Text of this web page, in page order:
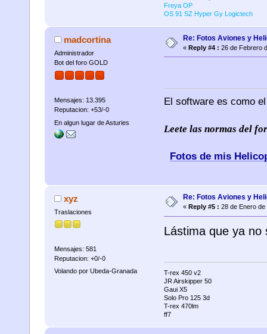
Freya OP
OS 91 SZ Hyper Gy Logictech
madcortina
Administrador
Bot del foro GOLD
Mensajes: 13.395
Reputacion: +53/-0
En algun lugar de Asturies
Re: Fotos Aviones y
« Reply #4 : 26 de Febrero
El software es como
Leete las normas del
Fotos de mis
xyz
Traslaciones
Mensajes: 581
Reputacion: +0/-0
Volando por Ubeda-Granada
Re: Fotos Aviones y
« Reply #5 : 28 de Enero de
Lástima que ya no
T-rex 450 v2
JR Airskipper 50
Gaui X5
Solo Pro 125 3d
T-rex 470lm
ff7